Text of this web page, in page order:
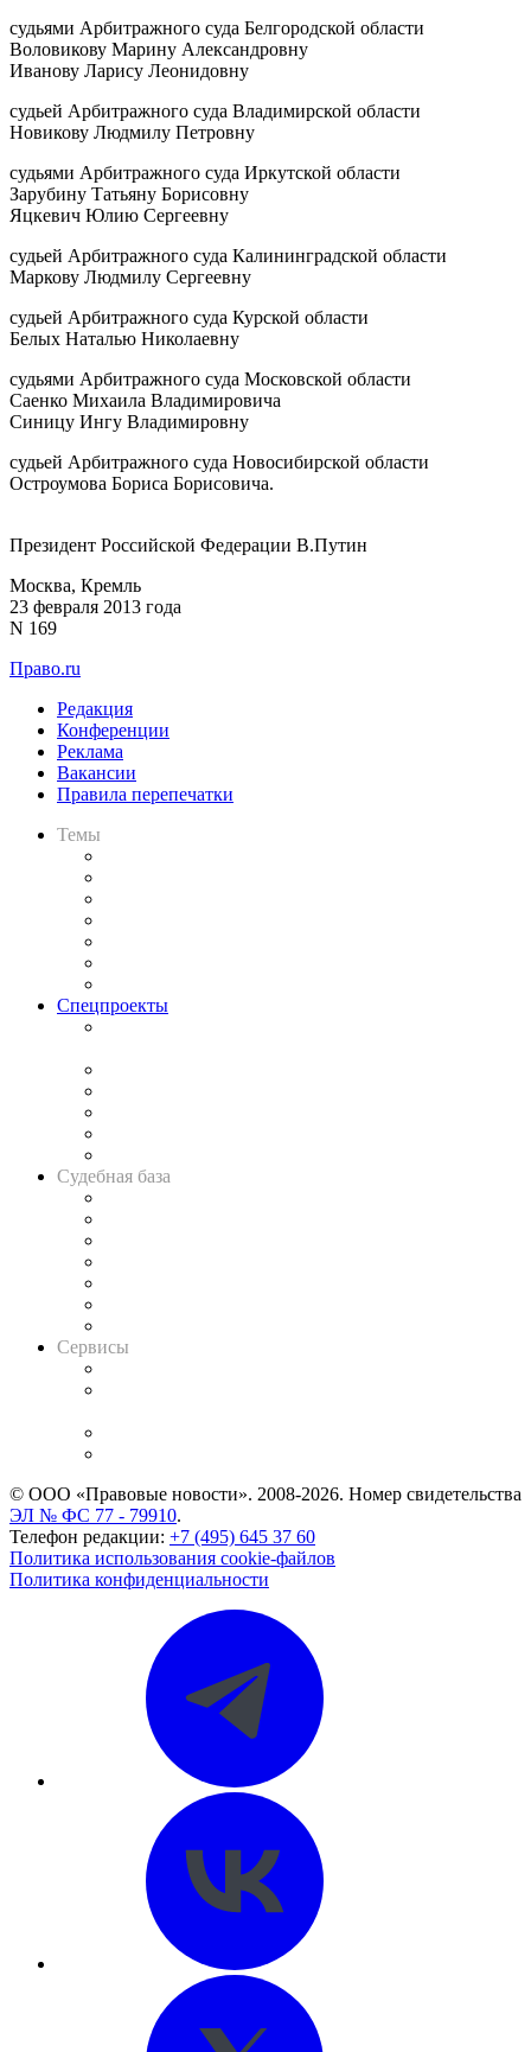
судьями Арбитражного суда Белгородской области
Воловикову Марину Александровну
Иванову Ларису Леонидовну
судьей Арбитражного суда Владимирской области
Новикову Людмилу Петровну
судьями Арбитражного суда Иркутской области
Зарубину Татьяну Борисовну
Яцкевич Юлию Сергеевну
судьей Арбитражного суда Калининградской области
Маркову Людмилу Сергеевну
судьей Арбитражного суда Курской области
Белых Наталью Николаевну
судьями Арбитражного суда Московской области
Саенко Михаила Владимировича
Синицу Ингу Владимировну
судьей Арбитражного суда Новосибирской области
Остроумова Бориса Борисовича.
Президент Российской Федерации В.Путин
Москва, Кремль
23 февраля 2013 года
N 169
Право.ru
Редакция
Конференции
Реклама
Вакансии
Правила перепечатки
Темы
Спецпроекты
Судебная база
Сервисы
© ООО «Правовые новости». 2008-2026. Номер свидетельства
ЭЛ № ФС 77 - 79910.
Телефон редакции: +7 (495) 645 37 60
Политика использования cookie-файлов
Политика конфиденциальности